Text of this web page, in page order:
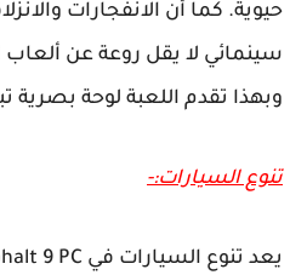
حيوية. كما أن الانفجارات
سينمائي لا يقل روعة عن
وبهذا تقدم اللعبة لوحة بصرية
تنوع السيارات:-